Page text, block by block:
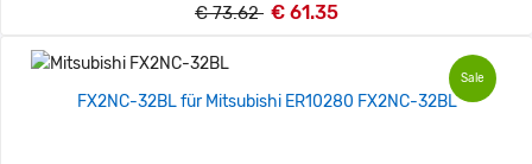
€ 73.62 € 61.35
Sale
FX2NC-32BL für Mitsubishi ER10280 FX2NC-32BL